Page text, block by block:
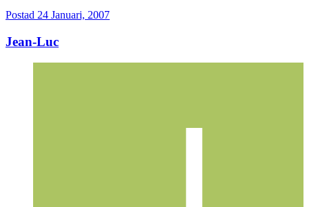
Postad 24 Januari, 2007
Jean-Luc